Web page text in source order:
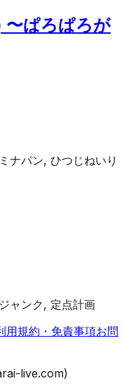
ぱろぱろが
ナパン, ひつじねいり
ャンク, 定点計画
用規約・免責事項お問
live.com)